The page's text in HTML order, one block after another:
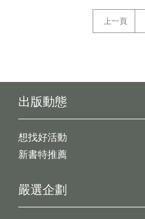
上一頁
出版動態
想找好活動
新書特推薦
嚴選企劃